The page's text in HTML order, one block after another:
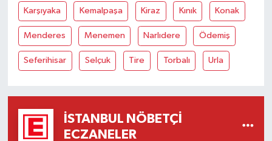
Karşıyaka Kemalpaşa Kiraz Kınık Konak
Menderes Menemen Narlıdere Ödemiş
Seferihisar Selçuk Tire Torbalı Urla
İSTANBUL NÖBETÇI
ECZANELER